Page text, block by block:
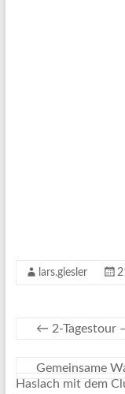
lars.giesler
← 2-Tagestour
Gemeinsame
Haslach mit dem